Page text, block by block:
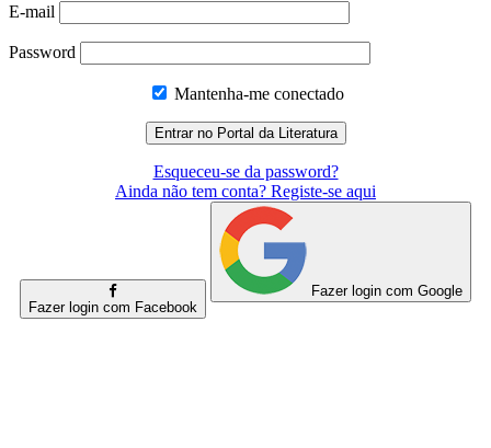
E-mail
Password
Mantenha-me conectado
Esqueceu-se da password?
Ainda não tem conta? Registe-se aqui
Fazer login com Facebook
Fazer login com Google